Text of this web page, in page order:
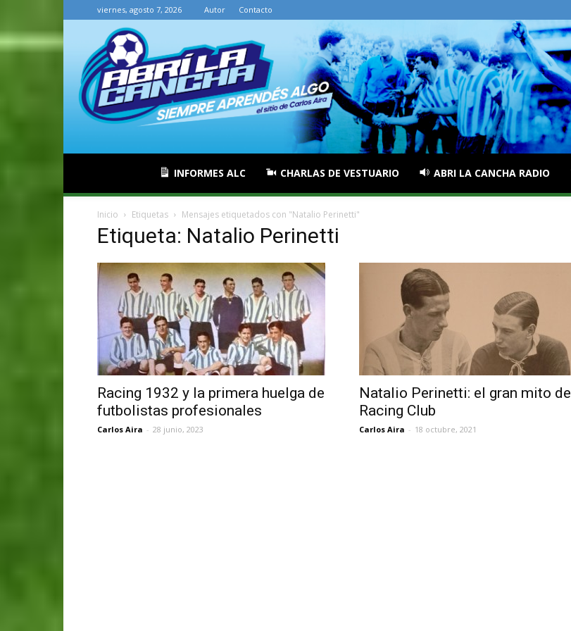
viernes, agosto 7, 2026 Autor Contacto
INFORMES ALC CHARLAS DE VESTUARIO ABRI LA CANCHA RADIO
Inicio Etiquetas Mensajes etiquetados con "Natalio Perinetti"
Etiqueta: Natalio Perinetti
Racing 1932 y la primera huelga de
futbolistas profesionales
Carlos Aira - 28 junio, 2023
Natalio Perinetti: el gran mito de
Racing Club
Carlos Aira - 18 octubre, 2021